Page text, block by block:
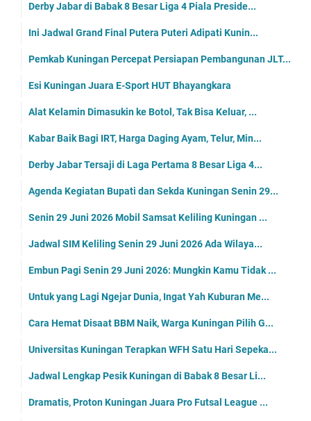
Derby Jabar di Babak 8 Besar Liga 4 Piala Preside...
Ini Jadwal Grand Final Putera Puteri Adipati Kunin...
Pemkab Kuningan Percepat Persiapan Pembangunan JLT...
Esi Kuningan Juara E-Sport HUT Bhayangkara
Alat Kelamin Dimasukin ke Botol, Tak Bisa Keluar, ...
Kabar Baik Bagi IRT, Harga Daging Ayam, Telur, Min...
Derby Jabar Tersaji di Laga Pertama 8 Besar Liga 4...
Agenda Kegiatan Bupati dan Sekda Kuningan Senin 29...
Senin 29 Juni 2026 Mobil Samsat Keliling Kuningan ...
Jadwal SIM Keliling Senin 29 Juni 2026 Ada Wilaya...
Embun Pagi Senin 29 Juni 2026: Mungkin Kamu Tidak ...
Untuk yang Lagi Ngejar Dunia, Ingat Yah Kuburan Me...
Cara Hemat Disaat BBM Naik, Warga Kuningan Pilih G...
Universitas Kuningan Terapkan WFH Satu Hari Sepeka...
Jadwal Lengkap Pesik Kuningan di Babak 8 Besar Li...
Dramatis, Proton Kuningan Juara Pro Futsal League ...